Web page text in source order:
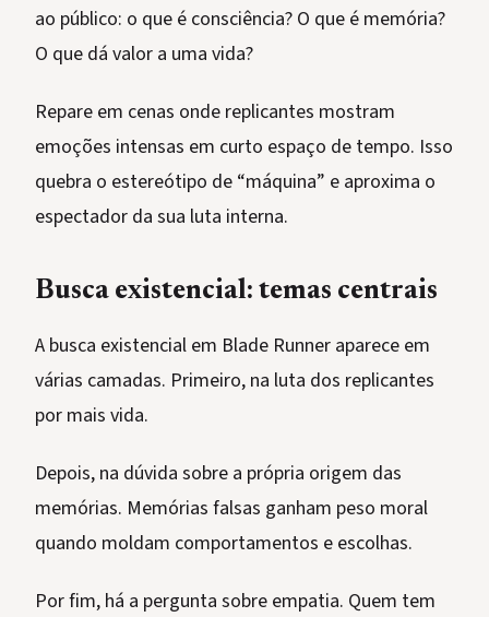
ao público: o que é consciência? O que é memória?
O que dá valor a uma vida?
Repare em cenas onde replicantes mostram
emoções intensas em curto espaço de tempo. Isso
quebra o estereótipo de “máquina” e aproxima o
espectador da sua luta interna.
Busca existencial: temas centrais
A busca existencial em Blade Runner aparece em
várias camadas. Primeiro, na luta dos replicantes
por mais vida.
Depois, na dúvida sobre a própria origem das
memórias. Memórias falsas ganham peso moral
quando moldam comportamentos e escolhas.
Por fim, há a pergunta sobre empatia. Quem tem